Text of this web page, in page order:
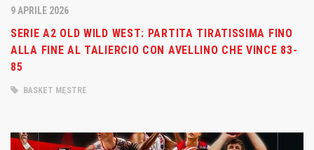
9 APRILE 2026
SERIE A2 OLD WILD WEST: PARTITA TIRATISSIMA FINO
ALLA FINE AL TALIERCIO CON AVELLINO CHE VINCE 83-
85
BASKET MESTRE